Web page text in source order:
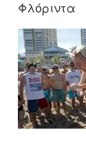
Φλόριντα